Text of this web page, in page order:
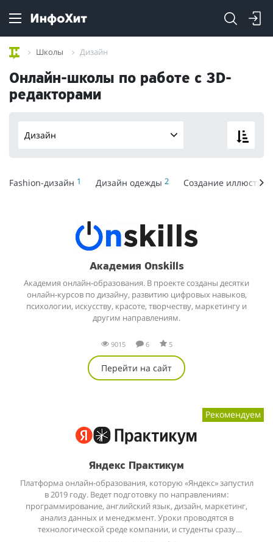
Школы Дизайн
Онлайн-школы по работе с 3D-
редакторами
Дизайн
Fashion-дизайн 1 Дизайн одежды 2 Создание
Академия Onskills
Академия онлайн-образования. В проекте созданы десятки
онлайн-курсов по дизайну, развитию цифровых навыков,
психологии, искусству, красоте, творчеству, маркетингу и
другим направлениям.
9015 6 5
Перейти на сайт
Рекомендуем
Яндекс Практикум
Платформа онлайн-образования, которую «Яндекс» запустил
в 2019 году. Ведет подготовку по направлениям:
программирование, английский язык, дизайн, маркетинг,
анализ данных и менеджмент. Уроки проводятся в
технологической среде компании, и студенты сразу